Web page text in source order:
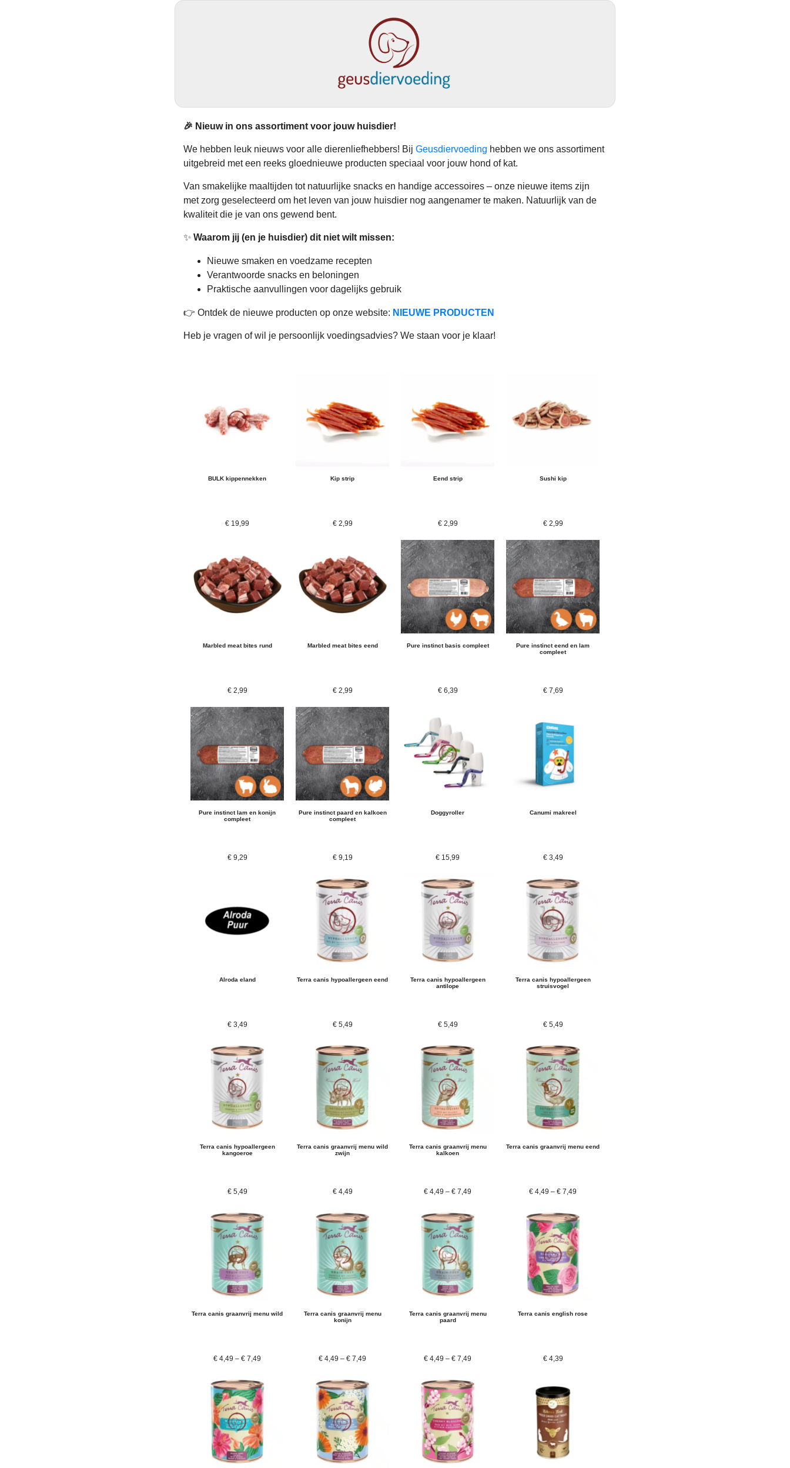
🎉 Nieuw in ons assortiment voor jouw huisdier!
We hebben leuk nieuws voor alle dierenliefhebbers! Bij Geusdiervoeding hebben we ons assortiment
uitgebreid met een reeks gloednieuwe producten speciaal voor jouw hond of kat.
Van smakelijke maaltijden tot natuurlijke snacks en handige accessoires – onze nieuwe items zijn
met zorg geselecteerd om het leven van jouw huisdier nog aangenamer te maken. Natuurlijk van de
kwaliteit die je van ons gewend bent.
✨ Waarom jij (en je huisdier) dit niet wilt missen:
Nieuwe smaken en voedzame recepten
Verantwoorde snacks en beloningen
Praktische aanvullingen voor dagelijks gebruik
👉 Ontdek de nieuwe producten op onze website: NIEUWE PRODUCTEN
Heb je vragen of wil je persoonlijk voedingsadvies? We staan voor je klaar!
BULK kippennekken
€ 19,99
Kip strip
€2,99
Eend strip
€2,99
Sushi kip
€2,99
Marbled meat bites rund
€2,99
Marbled meat bites eend
€2,99
Pure instinct basis compleet
€6,39
Pure instinct eend en lam
compleet
€7,69
Pure instinct lam en konijn
compleet
€9,29
Pure instinct paard en kalkoen
compleet
€9,19
Doggyroller
€ 15,99
Canumi makreel
€3,49
Alroda eland
€3,49
Terra canis hypoallergeen eend
€5,49
Terra canis hypoallergeen
antilope
€5,49
Terra canis hypoallergeen
struisvogel
€5,49
Terra canis hypoallergeen
kangoeroe
€5,49
Terra canis graanvrij menu wild
zwijn
€4,49
Terra canis graanvrij menu
kalkoen
€ 4,49 – € 7,49
Terra canis graanvrij menu eend
€ 4,49 – € 7,49
Terra canis graanvrij menu wild
€ 4,49 – € 7,49
Terra canis graanvrij menu
konijn
€ 4,49 – € 7,49
Terra canis graanvrij menu
paard
€ 4,49 – € 7,49
Terra canis english rose
€4,39